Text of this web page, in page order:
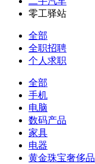
零工驿站
全部
全职招聘
个人求职
全部
手机
电脑
数码产品
家具
电器
黄金珠宝奢侈品